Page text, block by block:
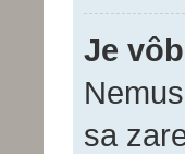
Je
sa